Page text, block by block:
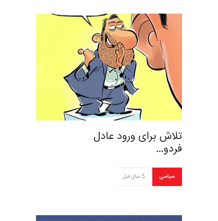
تلاش برای ورود عادل
فردو…
سیاسی 5 سال قبل